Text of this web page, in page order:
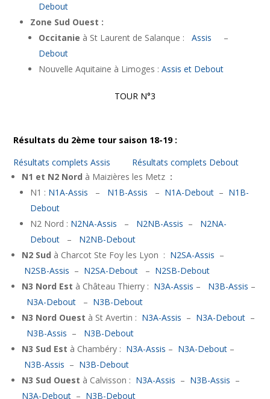
Debout
Zone Sud Ouest :
Occitanie à St Laurent de Salanque :Assis –
Debout
Nouvelle Aquitaine à Limoges :Assis et Debout
TOUR N°3
Résultats du 2ème tour saison 18-19 :
Résultats complets Assis
Résultats complets Debout
N1 et N2 Nord à Maizières les Metz :
N1 : N1A-Assis – N1B-Assis – N1A-Debout – N1B-
Debout
N2 Nord : N2NA-Assis – N2NB-Assis – N2NA-
Debout – N2NB-Debout
N2 Sud à Charcot Ste Foy les Lyon : N2SA-Assis –
N2SB-Assis – N2SA-Debout – N2SB-Debout
N3 Nord Est à Château Thierry : N3A-Assis – N3B-Assis –
N3A-Debout – N3B-Debout
N3 Nord Ouest à St Avertin : N3A-Assis – N3A-Debout –
N3B-Assis – N3B-Debout
N3 Sud Est à Chambéry : N3A-Assis – N3A-Debout –
N3B-Assis – N3B-Debout
N3 Sud Ouest à Calvisson : N3A-Assis – N3B-Assis –
N3A-Debout – N3B-Debout